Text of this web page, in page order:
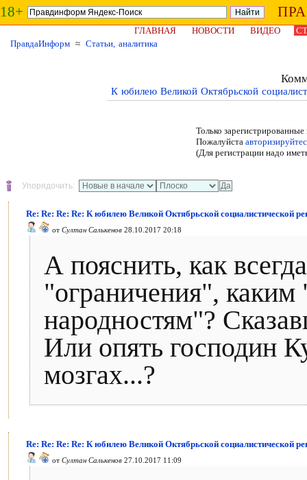
18+
ГЛАВНАЯ НОВОСТИ ВИДЕО
ПравдаИнформ ≈ Статьи, аналитика
К юбилею Великой Октябрьской
Только
Пожалуйста
(Для регистрации надо
Упорядочить:
Re: Re: Re: Re: К юбилею Великой Октябрьской социалистической
от Султан Салькенов 28.10.2017 20:18
А пояснить, как
"ограничения",
народностям"?
Или опять господин
мозгах...?
Re: Re: Re: Re: К юбилею Великой Октябрьской социалистической
от Султан Салькенов 27.10.2017 11:09